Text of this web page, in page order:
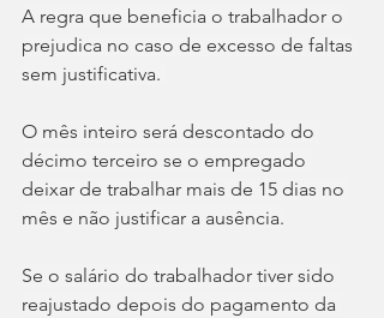
A regra que beneficia o trabalhador o
prejudica no caso de excesso de faltas
sem justificativa.
O mês inteiro será descontado do
décimo terceiro se o empregado
deixar de trabalhar mais de 15 dias no
mês e não justificar a ausência.
Se o salário do trabalhador tiver sido
reajustado depois do pagamento da